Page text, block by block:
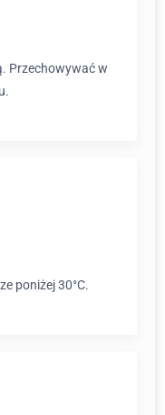
Przechowywać w
poniżej 30°C.